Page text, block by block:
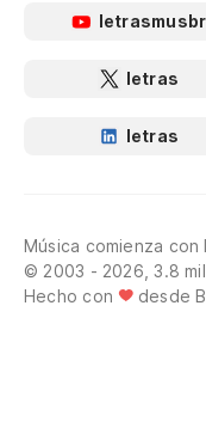
letrasmusbr
letras
letras
Música comienza con
© 2003 - 2026, 3.8
Hecho con
desde